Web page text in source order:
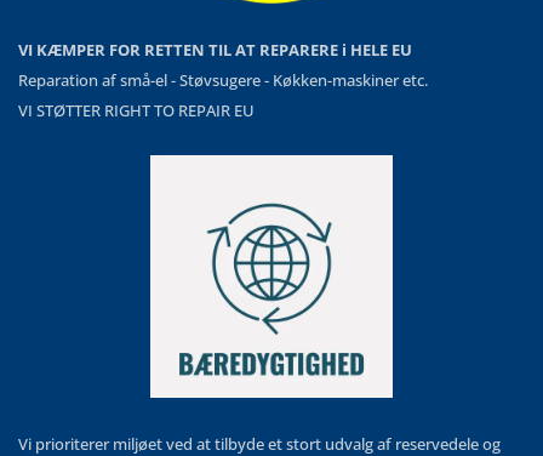
VI KÆMPER FOR RETTEN TIL AT REPARERE i HELE EU
Reparation af små-el - Støvsugere - Køkken-maskiner etc.
VI STØTTER RIGHT TO REPAIR EU
Vi prioriterer miljøet ved at tilbyde et stort udvalg af reservedele og